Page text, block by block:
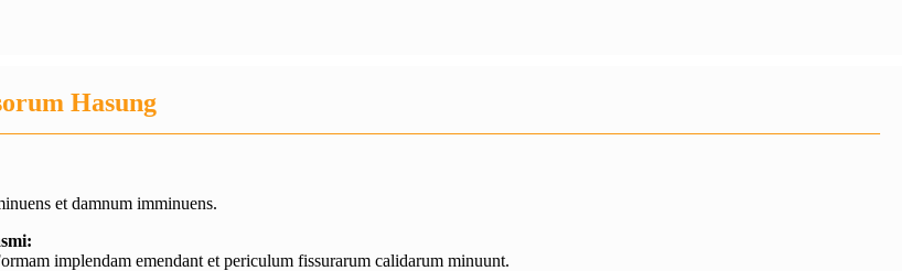
Hasung
et damnum imminuens.
implendam emendant et periculum fissurarum calidarum minuunt.